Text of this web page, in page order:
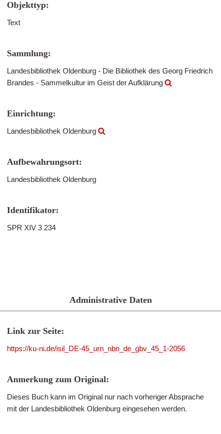
Objekttyp:
Text
Sammlung:
Landesbibliothek Oldenburg - Die Bibliothek des Georg Friedrich
Brandes - Sammelkultur im Geist der Aufklärung
Einrichtung:
Landesbibliothek Oldenburg
Aufbewahrungsort:
Landesbibliothek Oldenburg
Identifikator:
SPR XIV 3 234
Administrative Daten
Link zur Seite:
https://ku-ni.de/isil_DE-45_urn_nbn_de_gbv_45_1-2056
Anmerkung zum Original:
Dieses Buch kann im Original nur nach vorheriger Absprache
mit der Landesbibliothek Oldenburg eingesehen werden.